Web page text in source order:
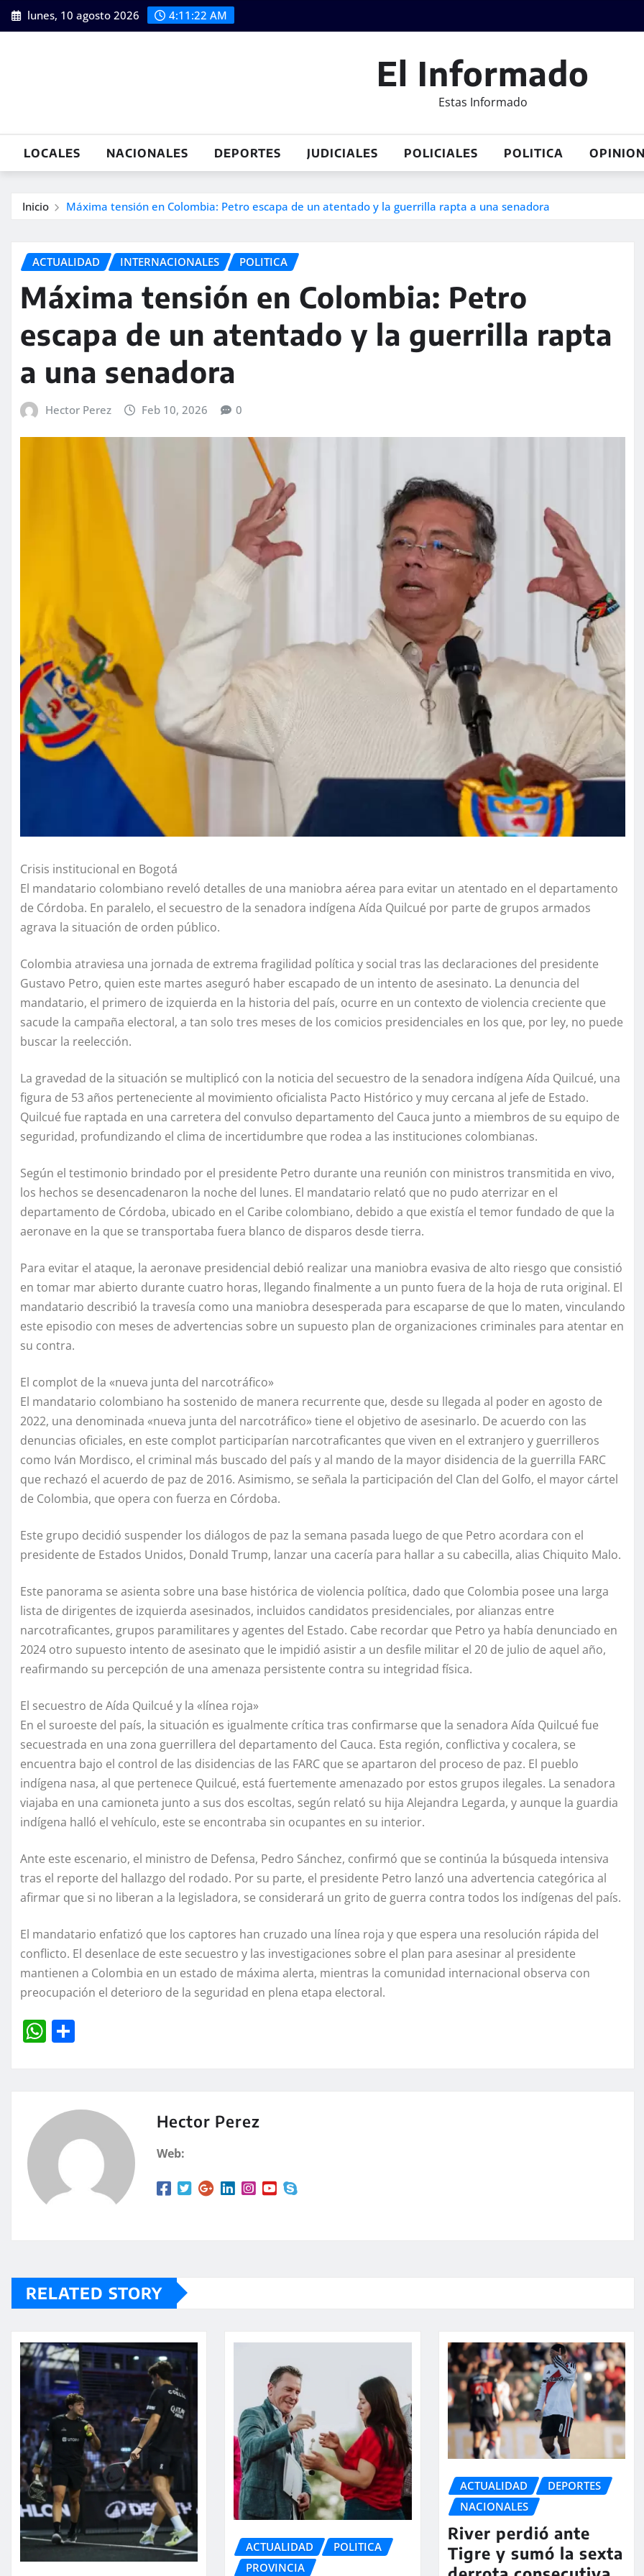
Saltar
al
lunes, 10 agosto 2026 4:11:23 AM
El Informado
Estas Informado
LOCALES NACIONALES DEPORTES JUDICIALES POLICIALES POLITICA OPINION
Inicio Máxima tensión en Colombia: Petro escapa de un atentado y la guerrilla rapta a una senadora
ACTUALIDAD INTERNACIONALES POLITICA
Máxima tensión en Colombia: Petro
escapa de un atentado y la guerrilla rapta
a una senadora
Hector Perez Feb 10, 2026 0
Crisis institucional en Bogotá
El mandatario colombiano reveló detalles de una maniobra aérea para evitar un atentado en el departamento
de Córdoba. En paralelo, el secuestro de la senadora indígena Aída Quilcué por parte de grupos armados
agrava la situación de orden público.
Colombia atraviesa una jornada de extrema fragilidad política y social tras las declaraciones del presidente
Gustavo Petro, quien este martes aseguró haber escapado de un intento de asesinato. La denuncia del
mandatario, el primero de izquierda en la historia del país, ocurre en un contexto de violencia creciente que
sacude la campaña electoral, a tan solo tres meses de los comicios presidenciales en los que, por ley, no puede
buscar la reelección.
La gravedad de la situación se multiplicó con la noticia del secuestro de la senadora indígena Aída Quilcué, una
figura de 53 años perteneciente al movimiento oficialista Pacto Histórico y muy cercana al jefe de Estado.
Quilcué fue raptada en una carretera del convulso departamento del Cauca junto a miembros de su equipo de
seguridad, profundizando el clima de incertidumbre que rodea a las instituciones colombianas.
Según el testimonio brindado por el presidente Petro durante una reunión con ministros transmitida en vivo,
los hechos se desencadenaron la noche del lunes. El mandatario relató que no pudo aterrizar en el
departamento de Córdoba, ubicado en el Caribe colombiano, debido a que existía el temor fundado de que la
aeronave en la que se transportaba fuera blanco de disparos desde tierra.
Para evitar el ataque, la aeronave presidencial debió realizar una maniobra evasiva de alto riesgo que consistió
en tomar mar abierto durante cuatro horas, llegando finalmente a un punto fuera de la hoja de ruta original. El
mandatario describió la travesía como una maniobra desesperada para escaparse de que lo maten, vinculando
este episodio con meses de advertencias sobre un supuesto plan de organizaciones criminales para atentar en
su contra.
El complot de la «nueva junta del narcotráfico»
El mandatario colombiano ha sostenido de manera recurrente que, desde su llegada al poder en agosto de
2022, una denominada «nueva junta del narcotráfico» tiene el objetivo de asesinarlo. De acuerdo con las
denuncias oficiales, en este complot participarían narcotraficantes que viven en el extranjero y guerrilleros
como Iván Mordisco, el criminal más buscado del país y al mando de la mayor disidencia de la guerrilla FARC
que rechazó el acuerdo de paz de 2016. Asimismo, se señala la participación del Clan del Golfo, el mayor cártel
de Colombia, que opera con fuerza en Córdoba.
Este grupo decidió suspender los diálogos de paz la semana pasada luego de que Petro acordara con el
presidente de Estados Unidos, Donald Trump, lanzar una cacería para hallar a su cabecilla, alias Chiquito Malo.
Este panorama se asienta sobre una base histórica de violencia política, dado que Colombia posee una larga
lista de dirigentes de izquierda asesinados, incluidos candidatos presidenciales, por alianzas entre
narcotraficantes, grupos paramilitares y agentes del Estado. Cabe recordar que Petro ya había denunciado en
2024 otro supuesto intento de asesinato que le impidió asistir a un desfile militar el 20 de julio de aquel año,
reafirmando su percepción de una amenaza persistente contra su integridad física.
El secuestro de Aída Quilcué y la «línea roja»
En el suroeste del país, la situación es igualmente crítica tras confirmarse que la senadora Aída Quilcué fue
secuestrada en una zona guerrillera del departamento del Cauca. Esta región, conflictiva y cocalera, se
encuentra bajo el control de las disidencias de las FARC que se apartaron del proceso de paz. El pueblo
indígena nasa, al que pertenece Quilcué, está fuertemente amenazado por estos grupos ilegales. La senadora
viajaba en una camioneta junto a sus dos escoltas, según relató su hija Alejandra Legarda, y aunque la guardia
indígena halló el vehículo, este se encontraba sin ocupantes en su interior.
Ante este escenario, el ministro de Defensa, Pedro Sánchez, confirmó que se continúa la búsqueda intensiva
tras el reporte del hallazgo del rodado. Por su parte, el presidente Petro lanzó una advertencia categórica al
afirmar que si no liberan a la legisladora, se considerará un grito de guerra contra todos los indígenas del país.
El mandatario enfatizó que los captores han cruzado una línea roja y que espera una resolución rápida del
conflicto. El desenlace de este secuestro y las investigaciones sobre el plan para asesinar al presidente
mantienen a Colombia en un estado de máxima alerta, mientras la comunidad internacional observa con
preocupación el deterioro de la seguridad en plena etapa electoral.
W
h
A
p
rt
Hector Perez
Web:
RELATED STORY
ACTUALIDAD
POLITICA
PROVINCIA
ACTUALIDAD
DEPORTES
NACIONALES
River perdió ante
Tigre y sumó la sexta